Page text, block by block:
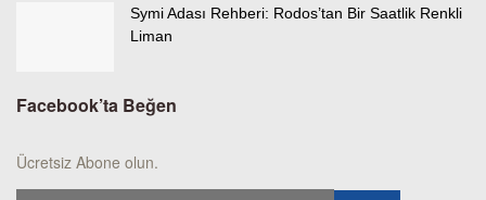
Symi Adası Rehberi: Rodos’tan Bir Saatlik Renkli
Liman
Facebook’ta Beğen
Ücretsiz Abone olun.